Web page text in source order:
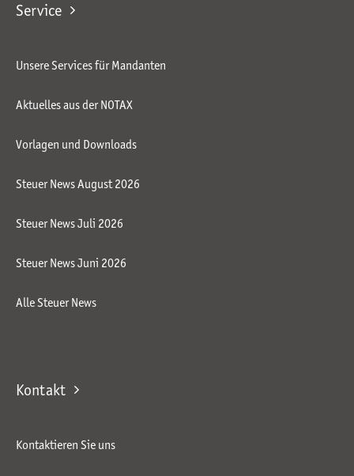
Service
Unsere Services für Mandanten
Aktuelles aus der NOTAX
Vorlagen und Downloads
Steuer News August 2026
Steuer News Juli 2026
Steuer News Juni 2026
Alle Steuer News
Kontakt
Kontaktieren Sie uns